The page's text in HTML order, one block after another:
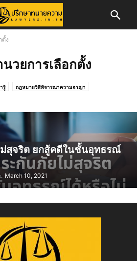
ตั้ง
วยการเลือกตั้ง
รู้ กฎหมายวิธีพิจารณาความอาญา
ผู้พิพากษา/อัยการ ข่าวสาร ข่าวสารทนายความ
ข่าวสารสภาทนายความส่วนภูมิภาค
ความรู้ในการพัฒนาวิชาชีพทนายความ
ทั้งหมด บทความ บทความคดีแพ่ง
กันภัย ประวัติทนายความ พ.ร.บ.จราจรทางบก
ารเลือกตั้ง สาระน่ารู้
นายความ เรื่องทั่วไป แรงงาน
สุจริต ยกสู้คดีในชั้นอุทธรณ์
March 10, 2021